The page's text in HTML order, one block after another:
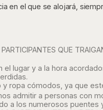
en el que se alojará,
QUE
el lugar y a la hora
ropa cómodos, ya que
admitir a personas con
a los numerosos puentes